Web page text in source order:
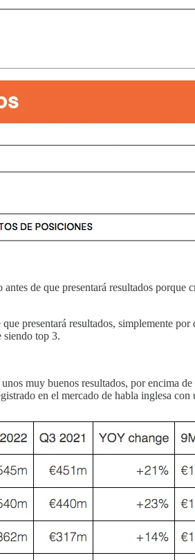
de que presentará resultados
presentará resultados, simplemente
siendo top 3.
unos muy buenos resultados, por encima
en el mercado de habla inglesa con